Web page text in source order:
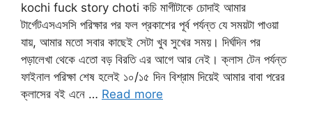
kochi fuck story choti কচি মাগীটাকে চোদাই আমার
টার্গেটএসএসসি পরিক্ষার পর ফল প্রকাশের পূর্ব পর্যন্ত যে সময়টা পাওয়া
যায়, আমার মতো সবার কাছেই সেটা খুব সুখের সময়। দির্ঘদিন পর
পড়ালেখা থেকে এতো বড় বিরতি এর আগে আর নেই। ক্লাস টেন পর্যন্ত
ফাইনাল পরিক্ষা শেষ হলেই ১০/১৫ দিন বিশ্রাম দিয়েই আমার বাবা পরের
ক্লাসের বই এনে … Read more